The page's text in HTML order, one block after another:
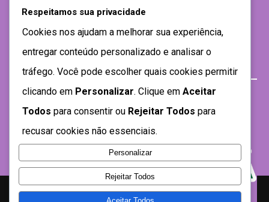
Respeitamos sua privacidade
Cookies nos ajudam a melhorar sua experiência,
entregar conteúdo personalizado e analisar o
tráfego. Você pode escolher quais cookies permitir
clicando em Personalizar. Clique em Aceitar
Todos para consentir ou Rejeitar Todos para
recusar cookies não essenciais.
Personalizar
Rejeitar Todos